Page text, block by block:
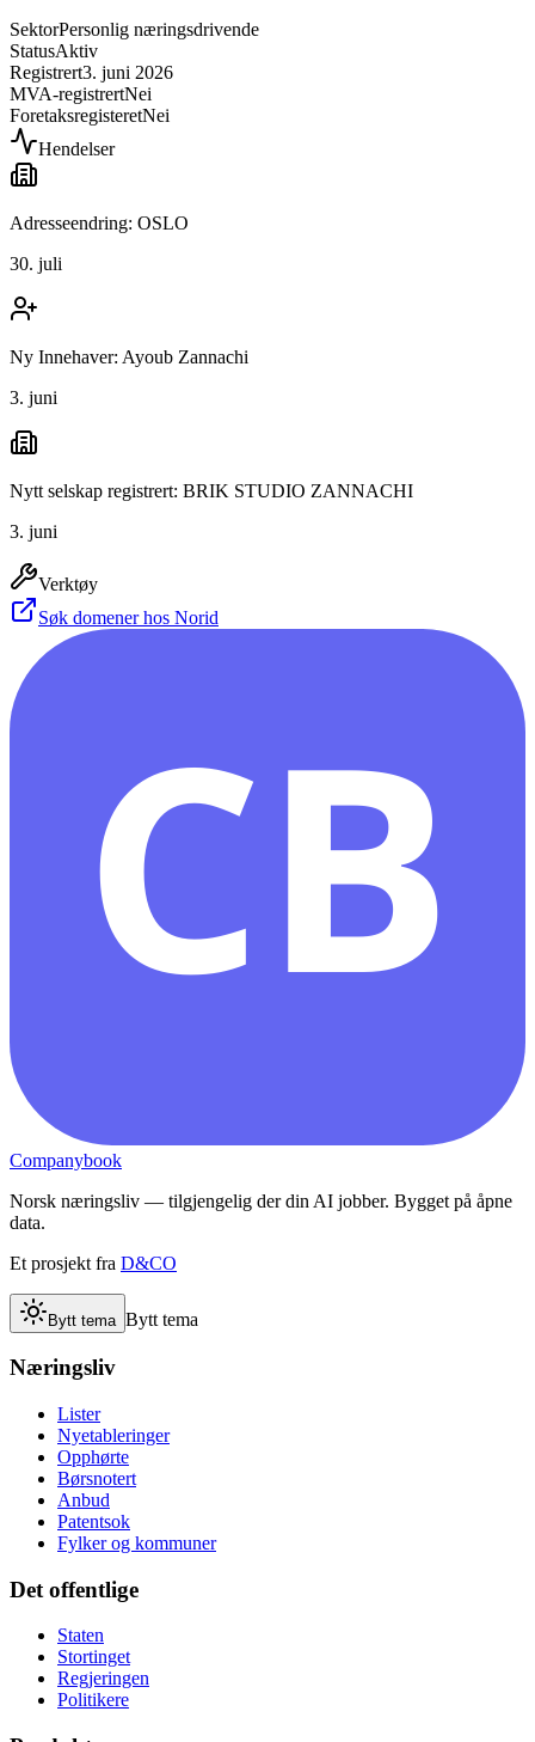
SektorPersonlig næringsdrivende
StatusAktiv
Registrert3. juni 2026
MVA-registrertNei
ForetaksregisteretNei
Hendelser
Adresseendring: OSLO
30. juli
Ny Innehaver: Ayoub Zannachi
3. juni
Nytt selskap registrert: BRIK STUDIO ZANNACHI
3. juni
Verktøy
Søk domener hos Norid
CB
Companybook
Norsk næringsliv — tilgjengelig der din AI jobber. Bygget på åpne
data.
Et prosjekt fra D&CO
Bytt tema Bytt tema
Næringsliv
Lister
Nyetableringer
Opphørte
Børsnotert
Anbud
Patentsok
Fylker og kommuner
Det offentlige
Staten
Stortinget
Regjeringen
Politikere